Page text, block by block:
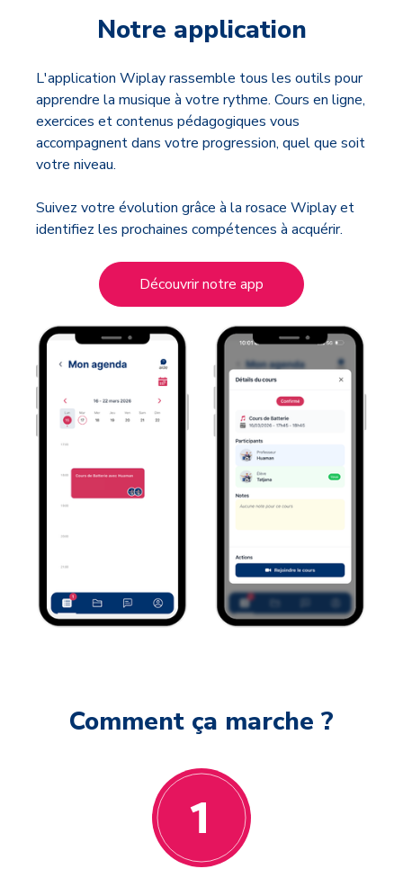
Notre application
L'application Wiplay rassemble tous les outils pour
apprendre la musique à votre rythme. Cours en ligne,
exercices et contenus pédagogiques vous
accompagnent dans votre progression, quel que soit
votre niveau.
Suivez votre évolution grâce à la rosace Wiplay et
identifiez les prochaines compétences à acquérir.
Découvrir notre app
Comment ça marche ?